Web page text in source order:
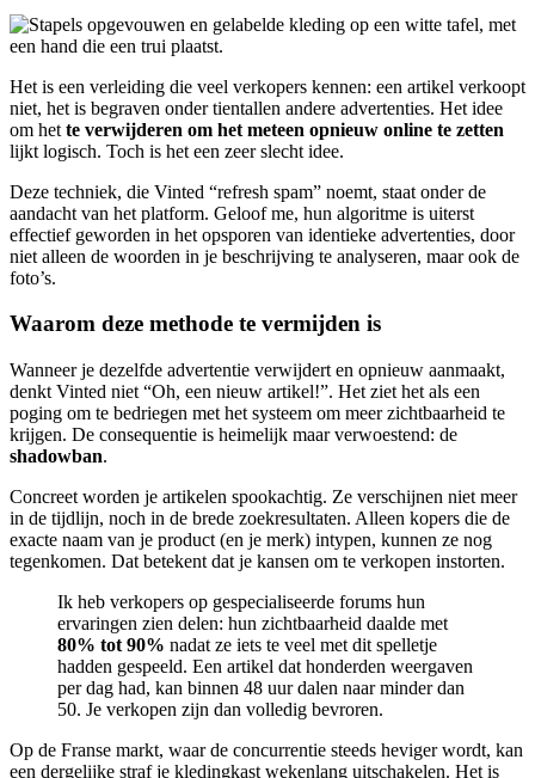
Het is een verleiding die veel verkopers kennen: een artikel verkoopt
niet, het is begraven onder tientallen andere advertenties. Het idee
om het te verwijderen om het meteen opnieuw online te zetten
lijkt logisch. Toch is het een zeer slecht idee.
Deze techniek, die Vinted “refresh spam” noemt, staat onder de
aandacht van het platform. Geloof me, hun algoritme is uiterst
effectief geworden in het opsporen van identieke advertenties, door
niet alleen de woorden in je beschrijving te analyseren, maar ook de
foto’s.
Waarom deze methode te vermijden is
Wanneer je dezelfde advertentie verwijdert en opnieuw aanmaakt,
denkt Vinted niet “Oh, een nieuw artikel!”. Het ziet het als een
poging om te bedriegen met het systeem om meer zichtbaarheid te
krijgen. De consequentie is heimelijk maar verwoestend: de
shadowban.
Concreet worden je artikelen spookachtig. Ze verschijnen niet meer
in de tijdlijn, noch in de brede zoekresultaten. Alleen kopers die de
exacte naam van je product (en je merk) intypen, kunnen ze nog
tegenkomen. Dat betekent dat je kansen om te verkopen instorten.
Ik heb verkopers op gespecialiseerde forums hun
ervaringen zien delen: hun zichtbaarheid daalde met
80% tot 90% nadat ze iets te veel met dit spelletje
hadden gespeeld. Een artikel dat honderden weergaven
per dag had, kan binnen 48 uur dalen naar minder dan
50. Je verkopen zijn dan volledig bevroren.
Op de Franse markt, waar de concurrentie steeds heviger wordt, kan
een dergelijke straf je kledingkast wekenlang uitschakelen. Het is